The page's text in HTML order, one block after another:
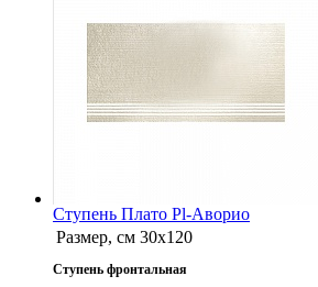
Ступень Плато Pl-Аворио
Размер, см 30x120
Ступень фронтальная